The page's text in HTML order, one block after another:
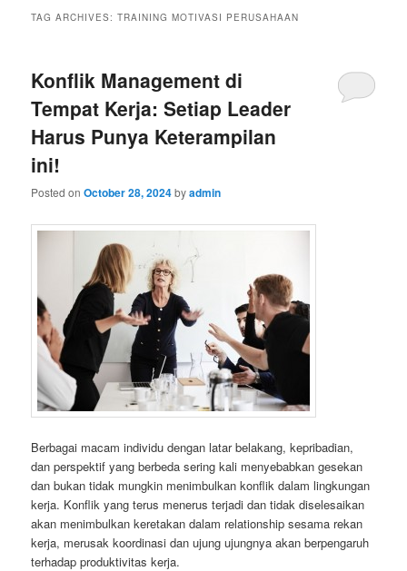
TAG ARCHIVES:TRAINING MOTIVASI PERUSAHAAN
Konflik Management di
Tempat Kerja: Setiap Leader
Harus Punya Keterampilan
ini!
Posted onOctober 28, 2024byadmin
Berbagai macam individu dengan latar belakang, kepribadian,
dan perspektif yang berbeda sering kali menyebabkan gesekan
dan bukan tidak mungkin menimbulkan konflik dalam lingkungan
kerja. Konflik yang terus menerus terjadi dan tidak diselesaikan
akan menimbulkan keretakan dalam relationship sesama rekan
kerja, merusak koordinasi dan ujung ujungnya akan berpengaruh
terhadap produktivitas kerja.